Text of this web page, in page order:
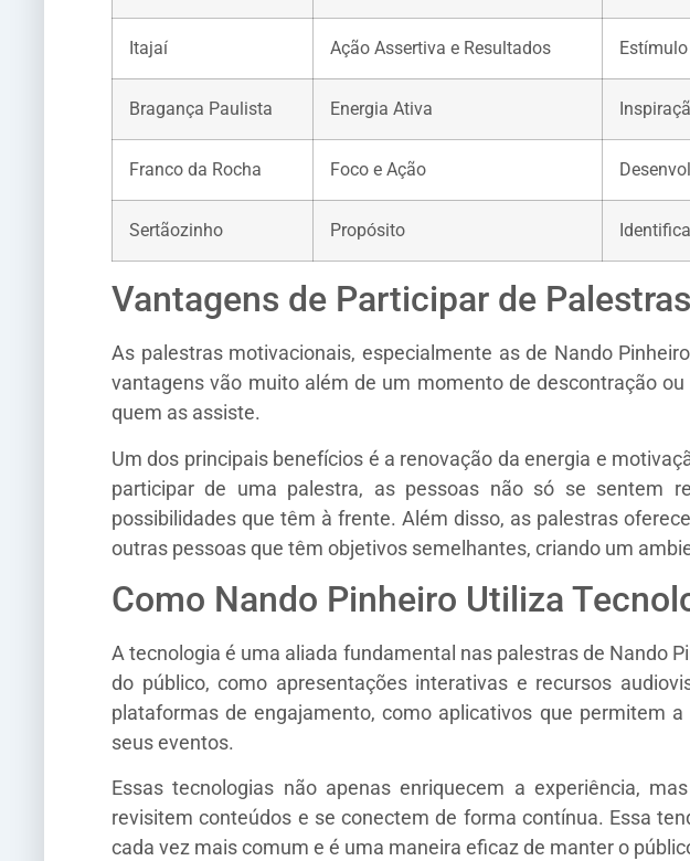
Itajaí Ação Assertiva e Resultados
Bragança Paulista Energia Ativa
Franco da Rocha Foco e Ação
Sertãozinho Propósito
Vantagens de Participar de
As palestras motivacionais, especialmente as de Nando
vantagens vão muito além de um momento de descontração
quem as assiste.
Um dos principais benefícios é a renovação da energia e
participar de uma palestra, as pessoas não só se sentem
possibilidades que têm à frente. Além disso, as palestras
outras pessoas que têm objetivos semelhantes, criando um
Como Nando Pinheiro Utiliza
A tecnologia é uma aliada fundamental nas palestras de Nando
do público, como apresentações interativas e recursos
plataformas de engajamento, como aplicativos que permitem
seus eventos.
Essas tecnologias não apenas enriquecem a experiência,
revisitem conteúdos e se conectem de forma contínua. Essa
cada vez mais comum e é uma maneira eficaz de manter o